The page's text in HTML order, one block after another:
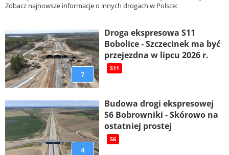
Zobacz najnowsze informacje o innych drogach w Polsce:
7
Droga ekspresowa S11
Bobolice - Szczecinek ma być
przejezdna w lipcu 2026 r.
S11
4
Budowa drogi ekspresowej
S6 Bobrowniki - Skórowo na
ostatniej prostej
S6